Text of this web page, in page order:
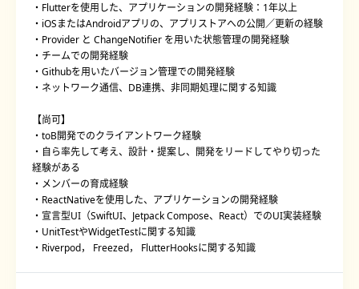
・Flutterを使用した、アプリケーションの開発経験：1年以上
・iOSまたはAndroidアプリの、アプリストアへの公開／更新の経験
・Provider と ChangeNotifier を用いた状態管理の開発経験
・チームでの開発経験
・Githubを用いたバージョン管理での開発経験
・ネットワーク通信、DB連携、非同期処理に関する知識
【尚可】
・toB開発でのクライアントワーク経験
・自ら率先して考え、設計・提案し、開発をリードしてやり切った
経験がある
・メンバーの育成経験
・ReactNativeを使用した、アプリケーションの開発経験
・宣言型UI（SwiftUI、Jetpack Compose、React）でのUI実装経験
・UnitTestやWidgetTestに関する知識
・Riverpod， Freezed， FlutterHooksに関する知識